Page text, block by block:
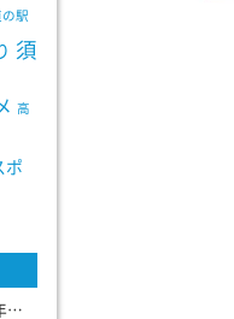
の駅
須
高
ポ
新子が食べれるお店（令和７年度）